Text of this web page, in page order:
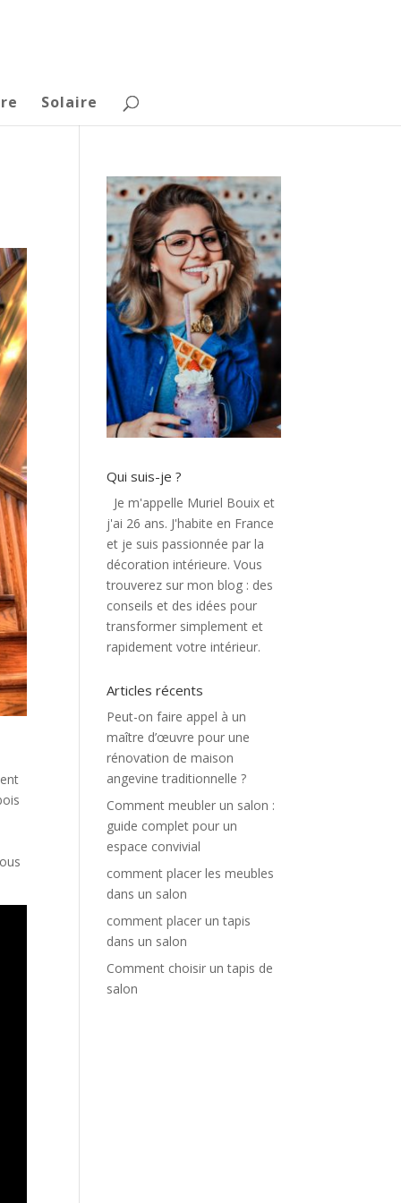
Solaire
Qui suis-je ?
Je m'appelle Muriel Bouix et
j'ai 26 ans. J'habite en France
et je suis passionnée par la
décoration intérieure. Vous
trouverez sur mon blog : des
conseils et des idées pour
transformer simplement et
rapidement votre intérieur.
Articles récents
Peut-on faire appel à un
maître d’œuvre pour une
rénovation de maison
angevine traditionnelle ?
Comment meubler un salon :
guide complet pour un
espace convivial
comment placer les meubles
dans un salon
comment placer un tapis
dans un salon
Comment choisir un tapis de
salon